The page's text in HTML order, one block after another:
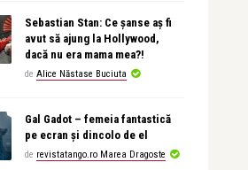
Sebastian Stan: Ce șanse aș fi
avut să ajung la Hollywood,
dacă nu era mama mea?!
de Alice Năstase Buciuta
Gal Gadot – femeia fantastică
pe ecran și dincolo de el
de revistatango.ro Marea Dragoste